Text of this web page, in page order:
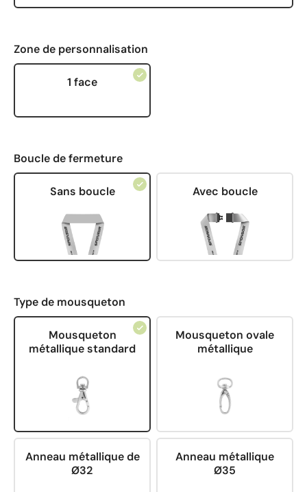
Zone de personnalisation
1 face
Boucle de fermeture
Sans boucle Avec boucle
Type de mousqueton
Mousqueton
métallique standard
Mousqueton ovale
métallique
Anneau métallique de
Ø32
Anneau métallique
Ø35